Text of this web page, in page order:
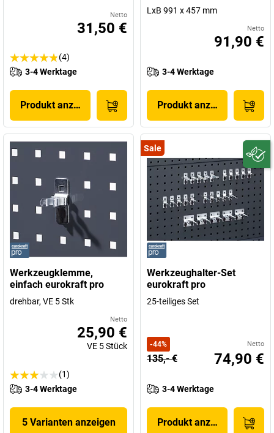
Netto
31,50 €
(4)
3-4 Werktage
Produkt anzeigen
LxB 991 x 457 mm
Netto
91,90 €
3-4 Werktage
Produkt anzeigen
Werkzeugklemme,
einfach eurokraft pro
drehbar, VE 5 Stk
Netto
25,90 €
VE 5Stück
(1)
3-4 Werktage
5 Varianten anzeigen
Sale
Werkzeughalter-Set
eurokraft pro
25-teiliges Set
-44% Netto
135,- € 74,90 €
3-4 Werktage
Produkt anzeigen